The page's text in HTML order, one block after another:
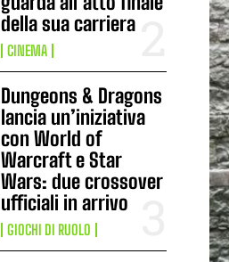
della sua carriera
CINEMA
Dungeons & Dragons
lancia un’iniziativa
con World of
Warcraft e Star
Wars: due crossover
ufficiali in arrivo
GIOCHI DI RUOLO